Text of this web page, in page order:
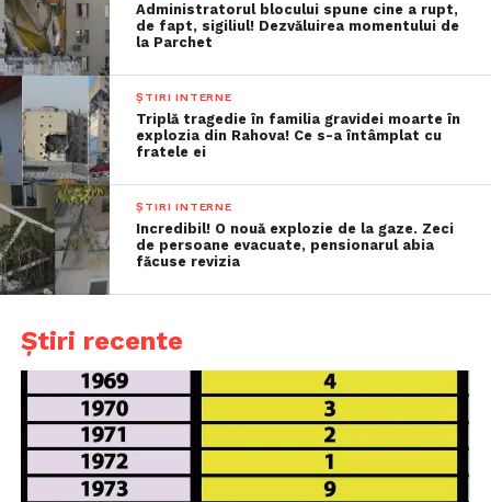
Administratorul blocului spune cine a rupt,
de fapt, sigiliul! Dezvăluirea momentului de
la Parchet
ȘTIRI INTERNE
Triplă tragedie în familia gravidei moarte în
explozia din Rahova! Ce s-a întâmplat cu
fratele ei
ȘTIRI INTERNE
Incredibil! O nouă explozie de la gaze. Zeci
de persoane evacuate, pensionarul abia
făcuse revizia
Știri recente